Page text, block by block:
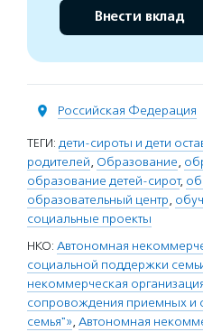
Внести вклад
Российская Федерация
ТЕГИ: дети-сироты и дети
родителей, Образование,
образование детей-сирот,
образовательный центр,
социальные проекты
НКО: Автономная
социальной поддержки
некоммерческая
сопровождения приемных и
семья"», Автономная